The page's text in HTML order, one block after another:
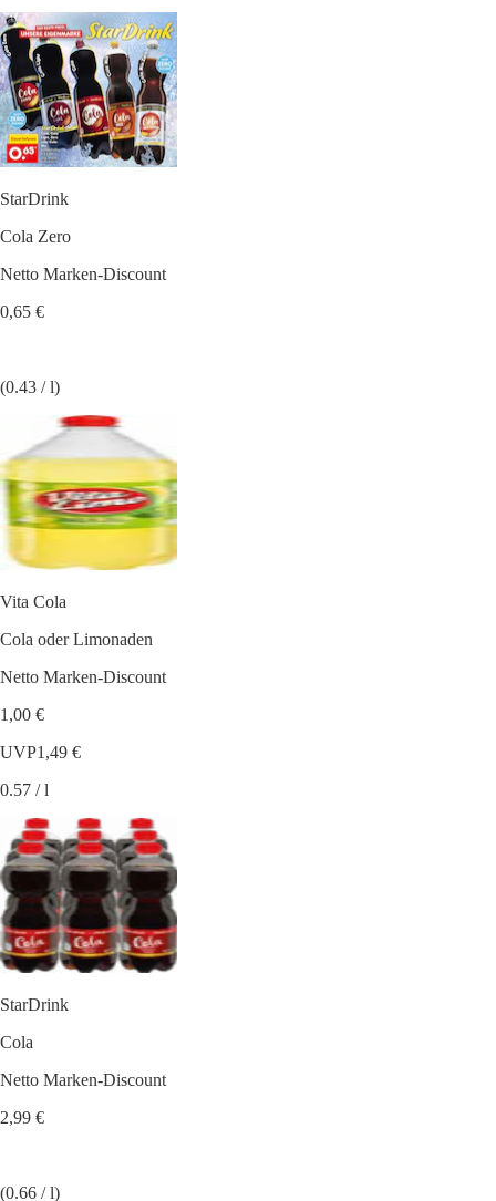
StarDrink
Cola Zero
Netto Marken-Discount
0,65 €
(0.43 / l)
Vita Cola
Cola oder Limonaden
Netto Marken-Discount
1,00 €
UVP1,49 €
0.57 / l
StarDrink
Cola
Netto Marken-Discount
2,99 €
(0.66 / l)